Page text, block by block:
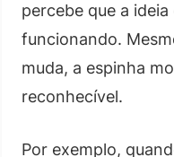
percebe que a
funcionando.
muda, a espinha
reconhecível.
Por exemplo,